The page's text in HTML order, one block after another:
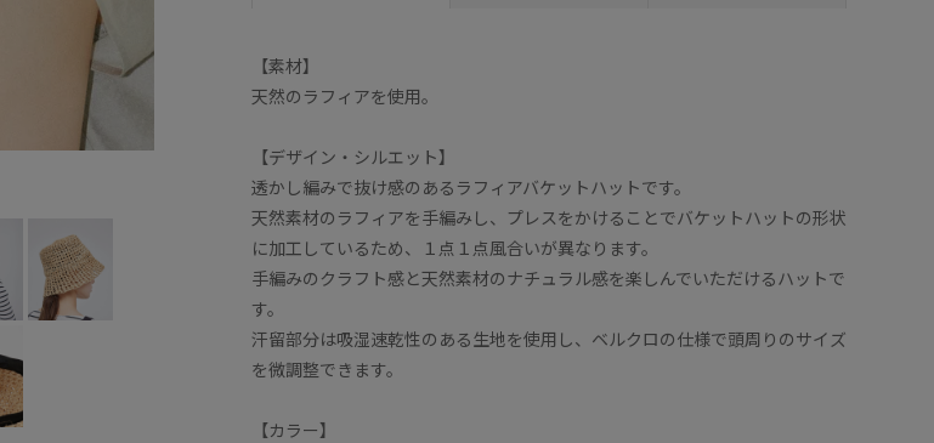
【素材】
天然のラフィアを使用。
【デザイン・シルエット】
透かし編みで抜け感のあるラフィアバケットハットです。
天然素材のラフィアを手編みし、プレスをかけることでバケットハットの形状
に加工しているため、１点１点風合いが異なります。
手編みのクラフト感と天然素材のナチュラル感を楽しんでいただけるハットで
す。
汗留部分は吸湿速乾性のある生地を使用し、ベルクロの仕様で頭周りのサイズ
を微調整できます。
【カラー】